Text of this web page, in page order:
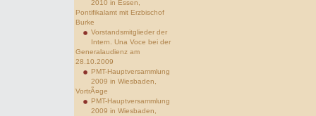
2010 in Essen,
Pontifikalamt mit Erzbischof
Burke
Vorstandsmitglieder der
Intern. Una Voce bei der
Generalaudienz am
28.10.2009
PMT-Hauptversammlung
2009 in Wiesbaden,
VortrÃ¤ge
PMT-Hauptversammlung
2009 in Wiesbaden,